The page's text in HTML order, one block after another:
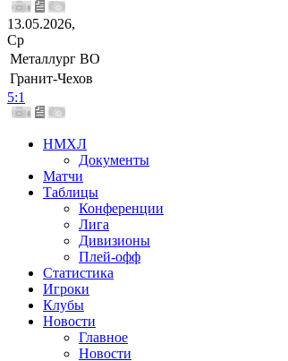
13.05.2026,
Ср
Металлург ВО
Гранит-Чехов
5:1
НМХЛ
Документы
Матчи
Таблицы
Конференции
Лига
Дивизионы
Плей-офф
Статистика
Игроки
Клубы
Новости
Главное
Новости